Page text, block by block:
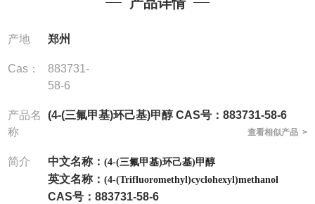
产地 郑州
Cas：
883731-
58-6
产品名
称
(4-(三氟甲基)环己基)甲醇 CAS号：883731-58-6
查看相似产品 >
简介 中文名称： (4-(三氟甲基)环己基)甲醇
英文名称： (4-(Trifluoromethyl)cyclohexyl)methanol
CAS号： 883731-58-6